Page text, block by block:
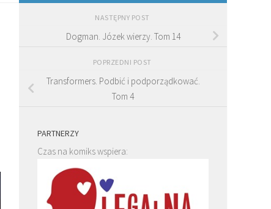
NASTĘPNY POST
Dogman. Józek wierzy. Tom 14
POPRZEDNI POST
Transformers. Podbić i podporządkować.
Tom 4
PARTNERZY
Czas na komiks wspiera: